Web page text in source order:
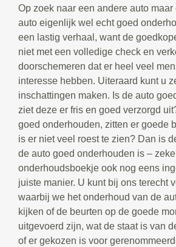
Op zoek naar een andere auto
auto eigenlijk wel echt goed
een lastig verhaal, want de
niet met een volledige check en
doorschemeren dat er heel veel
interesse hebben. Uiteraard kunt u
inschattingen maken. Is de auto
ziet deze er fris en goed verzorgd
goed onderhouden, zitten er goede
is er niet veel roest te zien? Dan is
de auto goed onderhouden is –
onderhoudsboekje ook nog eens
juiste manier. U kunt bij ons terecht
waarbij we het onderhoud van de
kijken of de beurten op de goede
uitgevoerd zijn, wat de staat is van
of er gekozen is voor